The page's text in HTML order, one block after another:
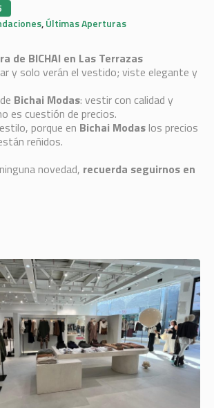
,Últimas Aperturas
de BICHAI en Las Terrazas
y solo verán el vestido; viste elegante y
Bichai Modas: vestir con calidad y
es cuestión de precios.
porque en Bichai Modaslos precios
reñidos.
novedad, recuerda seguirnos en